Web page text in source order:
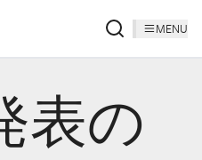
MENU
表の